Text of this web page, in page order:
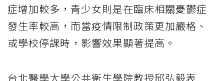
症增加較多，青少女則是在臨床相關憂鬱症
發生率較高，而當疫情限制政策更加嚴格、
或學校停課時，影響效果顯著提高。
台北醫學大學公共衛生學院教授邱弘毅表